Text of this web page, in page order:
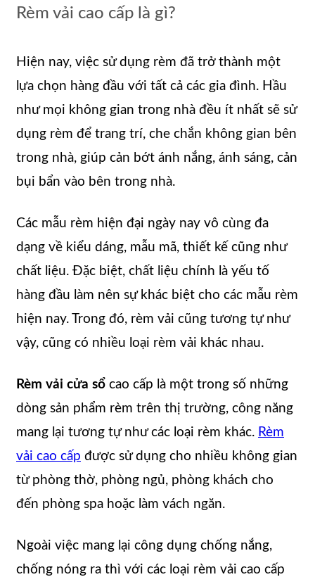
Rèm vải cao cấp là gì?
Hiện nay, việc sử dụng rèm đã trở thành một
lựa chọn hàng đầu với tất cả các gia đình. Hầu
như mọi không gian trong nhà đều ít nhất sẽ sử
dụng rèm để trang trí, che chắn không gian bên
trong nhà, giúp cản bớt ánh nắng, ánh sáng, cản
bụi bẩn vào bên trong nhà.
Các mẫu rèm hiện đại ngày nay vô cùng đa
dạng về kiểu dáng, mẫu mã, thiết kế cũng như
chất liệu. Đặc biệt, chất liệu chính là yếu tố
hàng đầu làm nên sự khác biệt cho các mẫu rèm
hiện nay. Trong đó, rèm vải cũng tương tự như
vậy, cũng có nhiều loại rèm vải khác nhau.
Rèm vải cửa sổ cao cấp là một trong số những
dòng sản phẩm rèm trên thị trường, công năng
mang lại tương tự như các loại rèm khác. Rèm
vải cao cấp được sử dụng cho nhiều không gian
từ phòng thờ, phòng ngủ, phòng khách cho
đến phòng spa hoặc làm vách ngăn.
Ngoài việc mang lại công dụng chống nắng,
chống nóng ra thì với các loại rèm vải cao cấp